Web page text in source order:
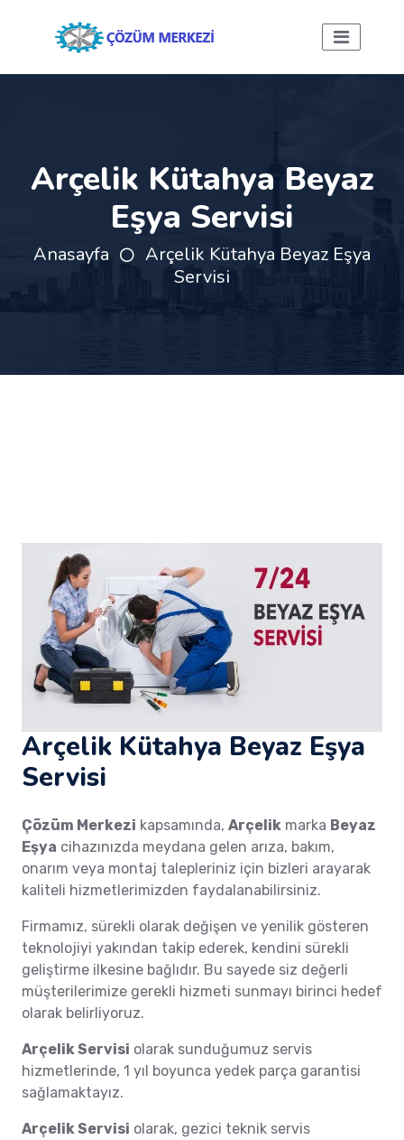
Arçelik Kütahya Beyaz
Eşya Servisi
Anasayfa
Arçelik Kütahya Beyaz Eşya
Servisi
Arçelik Kütahya Beyaz Eşya
Servisi
Çözüm Merkezi kapsamında, Arçelik marka Beyaz
Eşya cihazınızda meydana gelen arıza, bakım,
onarım veya montaj talepleriniz için bizleri arayarak
kaliteli hizmetlerimizden faydalanabilirsiniz.
Firmamız, sürekli olarak değişen ve yenilik gösteren
teknolojiyi yakından takip ederek, kendini sürekli
geliştirme ilkesine bağlıdır. Bu sayede siz değerli
müşterilerimize gerekli hizmeti sunmayı birinci hedef
olarak belirliyoruz.
Arçelik Servisi olarak sunduğumuz servis
hizmetlerinde, 1 yıl boyunca yedek parça garantisi
sağlamaktayız.
Arçelik Servisi olarak, gezici teknik servis